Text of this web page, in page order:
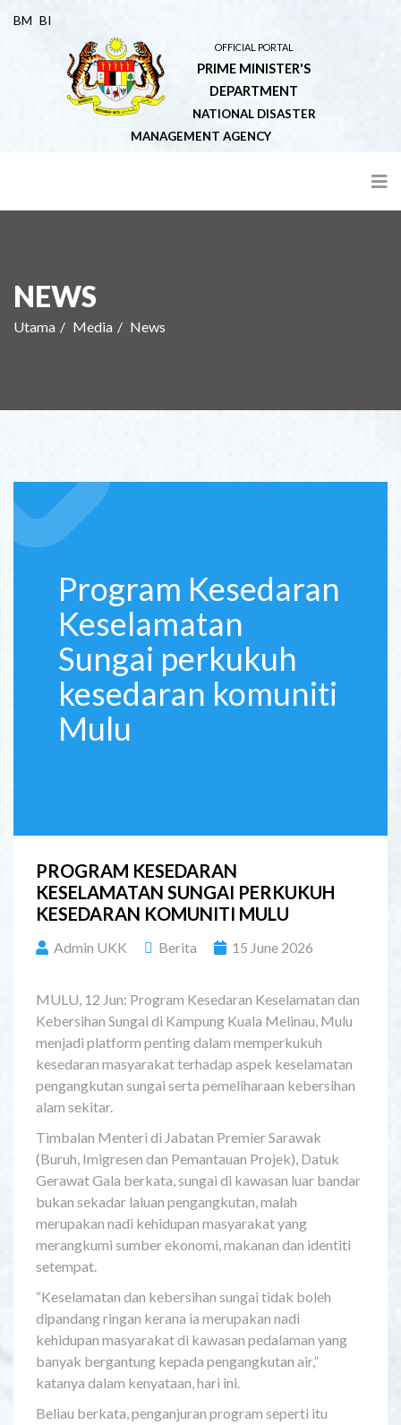
BM BI
OFFICIAL PORTAL
PRIME MINISTER'S
DEPARTMENT
NATIONAL DISASTER
MANAGEMENT AGENCY
NEWS
Utama Media News
Program Kesedaran
Keselamatan
Sungai perkukuh
kesedaran komuniti
Mulu
PROGRAM KESEDARAN
KESELAMATAN SUNGAI PERKUKUH
KESEDARAN KOMUNITI MULU
Admin UKK Berita 15 June 2026
MULU, 12 Jun: Program Kesedaran Keselamatan dan
Kebersihan Sungai di Kampung Kuala Melinau, Mulu
menjadi platform penting dalam memperkukuh
kesedaran masyarakat terhadap aspek keselamatan
pengangkutan sungai serta pemeliharaan kebersihan
alam sekitar.
Timbalan Menteri di Jabatan Premier Sarawak
(Buruh, Imigresen dan Pemantauan Projek), Datuk
Gerawat Gala berkata, sungai di kawasan luar bandar
bukan sekadar laluan pengangkutan, malah
merupakan nadi kehidupan masyarakat yang
merangkumi sumber ekonomi, makanan dan identiti
setempat.
“Keselamatan dan kebersihan sungai tidak boleh
dipandang ringan kerana ia merupakan nadi
kehidupan masyarakat di kawasan pedalaman yang
banyak bergantung kepada pengangkutan air,”
katanya dalam kenyataan, hari ini.
Beliau berkata, penganjuran program seperti itu